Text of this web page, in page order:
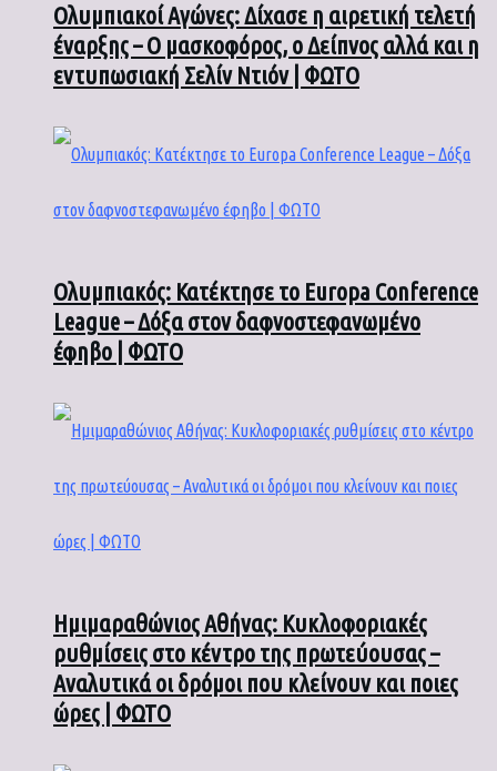
Ολυμπιακοί Αγώνες: Δίχασε η αιρετική τελετή
έναρξης – Ο μασκοφόρος, ο Δείπνος αλλά και η
εντυπωσιακή Σελίν Ντιόν | ΦΩΤΟ
Ολυμπιακός: Κατέκτησε το Europa Conference
League – Δόξα στον δαφνοστεφανωμένο
έφηβο | ΦΩΤΟ
Ημιμαραθώνιος Αθήνας: Κυκλοφοριακές
ρυθμίσεις στο κέντρο της πρωτεύουσας –
Αναλυτικά οι δρόμοι που κλείνουν και ποιες
ώρες | ΦΩΤΟ